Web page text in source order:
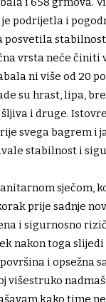
podrijetla i
posvetila
vrsta neće činiti
ni više od 20
su hrast, lipa,
i druge.
svega bagrem i
stabilnost i
sječom,
prije sadnje
i sigurnosno
nakon toga
i opsežna
višestruko
kako time